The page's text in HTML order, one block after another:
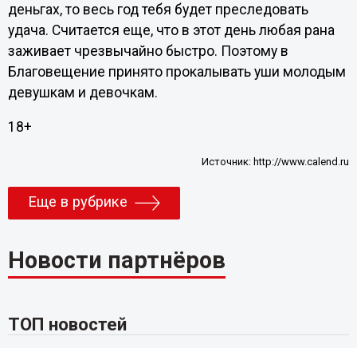
деньгах, то весь год тебя будет преследовать
удача. Считается еще, что в этот день любая рана
заживает чрезвычайно быстро. Поэтому в
Благовещение принято прокалывать уши молодым
девушкам и девочкам.
18+
Источник: http://www.calend.ru
Еще в рубрике
Новости партнёров
ТОП новостей